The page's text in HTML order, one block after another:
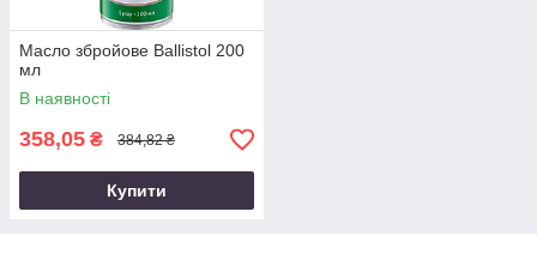
Масло збройове Ballistol 200
мл
В наявності
358,05 ₴ 384,82 ₴
Купити